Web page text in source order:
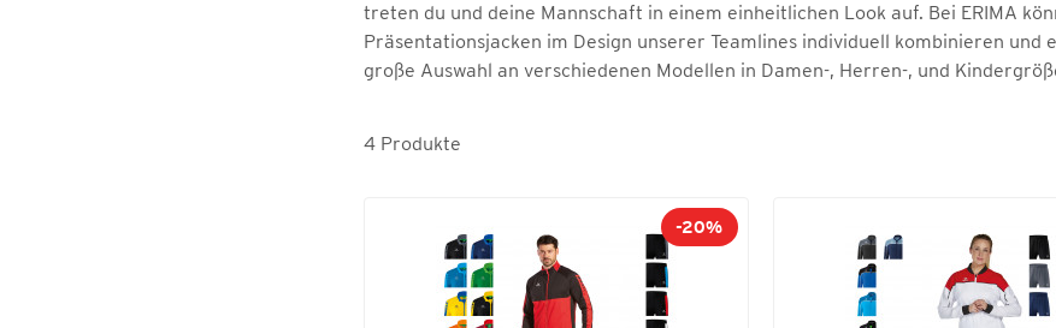
treten du und deine Mannschaft in einem einheitlichen Look auf. Bei ERIMA
Präsentationsjacken im Design unserer Teamlines individuell kombinieren
große Auswahl an verschiedenen Modellen in Damen-, Herren-, und
4 Produkte
-20%